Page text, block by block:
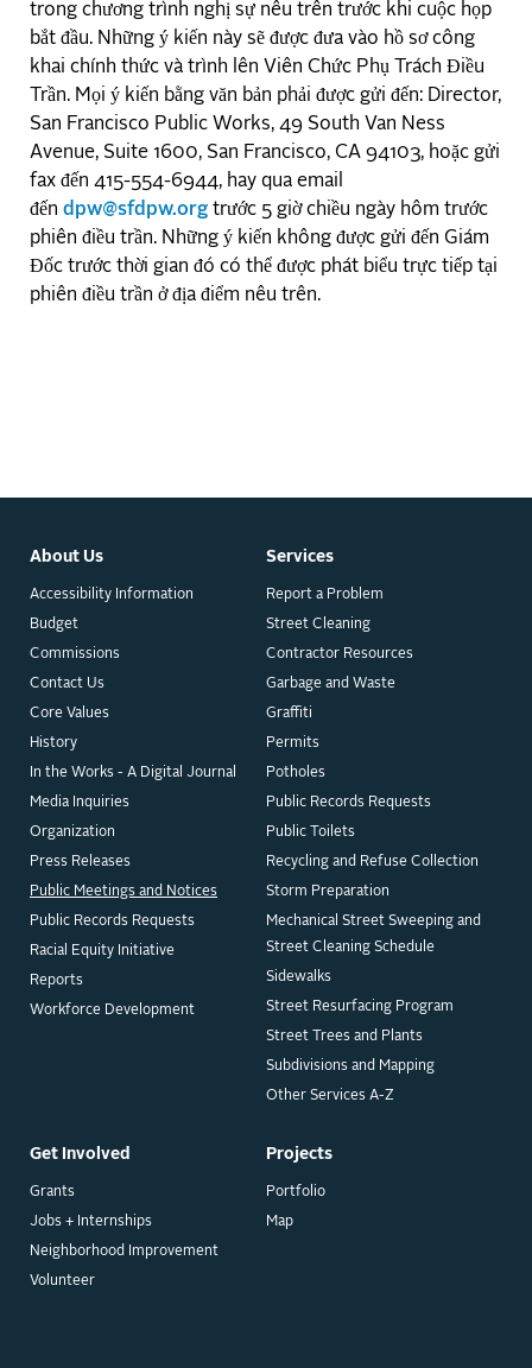
trong chương trình nghị sự nêu trên trước khi cuộc họp
bắt đầu. Những ý kiến này sẽ được đưa vào hồ sơ công
khai chính thức và trình lên Viên Chức Phụ Trách Điều
Trần. Mọi ý kiến bằng văn bản phải được gửi đến: Director,
San Francisco Public Works, 49 South Van Ness
Avenue, Suite 1600, San Francisco, CA 94103, hoặc gửi
fax đến 415-554-6944, hay qua email
đến dpw@sfdpw.org trước 5 giờ chiều ngày hôm trước
phiên điều trần. Những ý kiến không được gửi đến Giám
Đốc trước thời gian đó có thể được phát biểu trực tiếp tại
phiên điều trần ở địa điểm nêu trên.
About Us
Accessibility Information
Budget
Commissions
Contact Us
Core Values
History
In the Works - A Digital Journal
Media Inquiries
Organization
Press Releases
Public Meetings and Notices
Public Records Requests
Racial Equity Initiative
Reports
Workforce Development
Get Involved
Grants
Jobs + Internships
Neighborhood Improvement
Volunteer
Projects
Portfolio
Map
Services
Report a Problem
Street Cleaning
Contractor Resources
Garbage and Waste
Graffiti
Permits
Potholes
Public Records Requests
Public Toilets
Recycling and Refuse Collection
Storm Preparation
Mechanical Street Sweeping and
Street Cleaning Schedule
Sidewalks
Street Resurfacing Program
Street Trees and Plants
Subdivisions and Mapping
Other Services A-Z